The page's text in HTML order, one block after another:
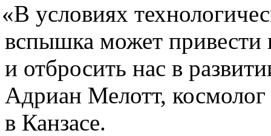
«В условиях
вспышка может
и отбросить нас в
Адриан Мелотт, космолог
в Канзасе.